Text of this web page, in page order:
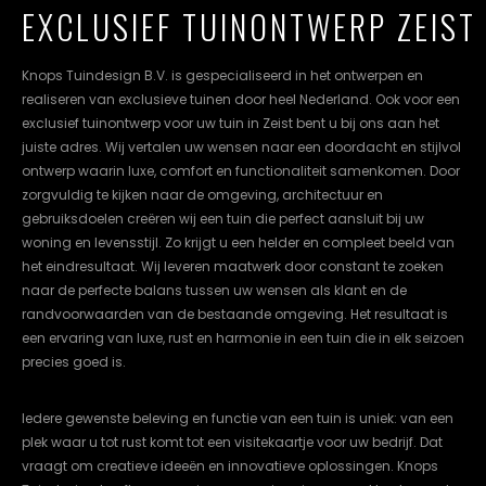
NL EN DE
EXCLUSIEF TUINONTWERP ZEIST
Knops Tuindesign B.V. is gespecialiseerd in het ontwerpen en
realiseren van exclusieve tuinen door heel Nederland. Ook voor een
exclusief tuinontwerp voor uw tuin in Zeist bent u bij ons aan het
juiste adres. Wij vertalen uw wensen naar een doordacht en stijlvol
ontwerp waarin luxe, comfort en functionaliteit samenkomen. Door
zorgvuldig te kijken naar de omgeving, architectuur en
gebruiksdoelen creëren wij een tuin die perfect aansluit bij uw
woning en levensstijl. Zo krijgt u een helder en compleet beeld van
het eindresultaat. Wij leveren maatwerk door constant te zoeken
naar de perfecte balans tussen uw wensen als klant en de
randvoorwaarden van de bestaande omgeving. Het resultaat is
een ervaring van luxe, rust en harmonie in een tuin die in elk seizoen
precies goed is.
Iedere gewenste beleving en functie van een tuin is uniek: van een
plek waar u tot rust komt tot een visitekaartje voor uw bedrijf. Dat
vraagt om creatieve ideeën en innovatieve oplossingen. Knops
cookievoorkeuren
instellen.
COOKIE-
INSTELLINGEN
ALLES
AFWIJZEN
ALLE
COOKIES
ACCEPTEREN